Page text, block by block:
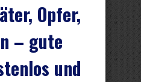
Opfer,
– gute
und